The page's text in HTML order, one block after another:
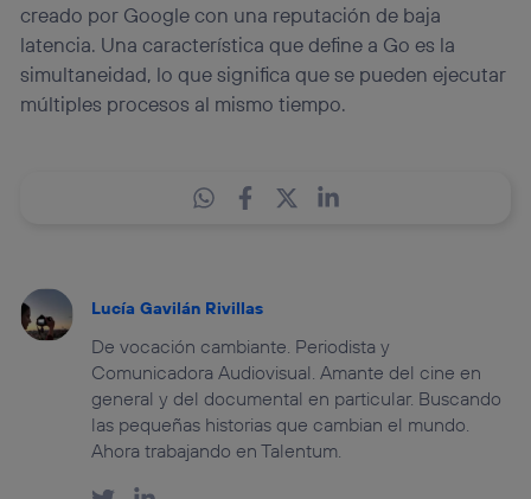
creado por Google con una reputación de baja
latencia. Una característica que define a Go es la
simultaneidad, lo que significa que se pueden ejecutar
múltiples procesos al mismo tiempo.
Lucía Gavilán Rivillas
De vocación cambiante. Periodista y
Comunicadora Audiovisual. Amante del cine en
general y del documental en particular. Buscando
las pequeñas historias que cambian el mundo.
Ahora trabajando en Talentum.